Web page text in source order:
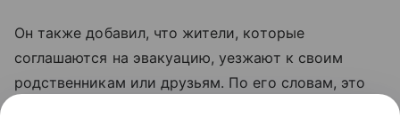
Он также добавил, что жители, которые
соглашаются на эвакуацию, уезжают к своим
родственникам или друзьям. По его словам, это